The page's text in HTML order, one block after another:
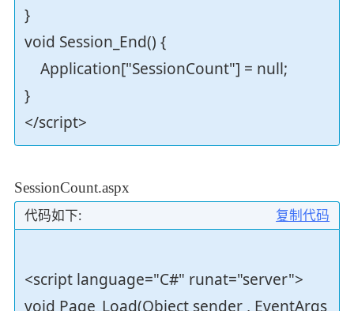
}
void Session_End() {
Application["SessionCount"] = null;
}
</script>
SessionCount.aspx
复制代码
代码如下:
<script language="C#" runat="server">
void Page_Load(Object sender , EventArgs